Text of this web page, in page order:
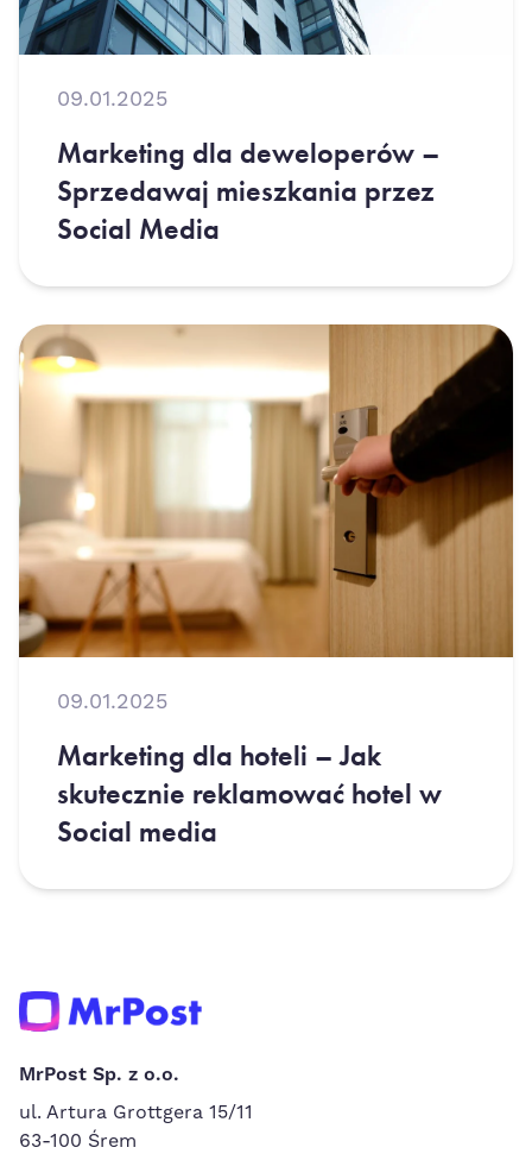
09.01.2025
Marketing dla deweloperów –
Sprzedawaj mieszkania przez
Social Media
09.01.2025
Marketing dla hoteli – Jak
skutecznie reklamować hotel w
Social media
MrPost Sp. z o.o.
ul. Artura Grottgera 15/11
63-100 Śrem